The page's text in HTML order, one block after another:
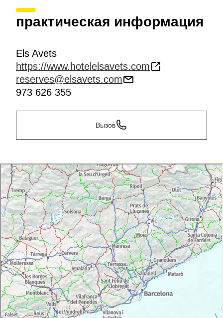
практическая информация
Els Avets
https://www.hotelelsavets.com
reserves@elsavets.com
973 626 355
Вызов